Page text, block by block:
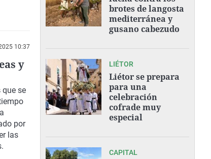
10:37
y
que se
por
las
brotes de langosta
mediterránea y
gusano cabezudo
LIÉTOR
Liétor se prepara
para una
celebración
cofrade muy
especial
CAPITAL